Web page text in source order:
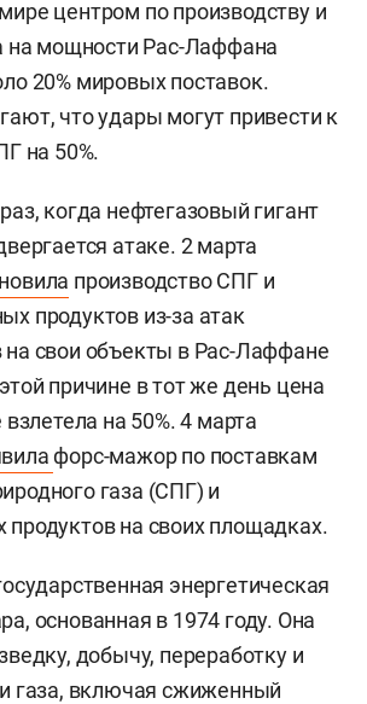
центром по производству и
на мощности Рас-Лаффана
20% мировых поставок.
что удары могут привести к
на 50%.
когда нефтегазовый гигант
атаке. 2 марта
производство СПГ и
продуктов из-за атак
на свои объекты в Рас-Лаффане
причине в тот же день цена
взлетела на 50%. 4 марта
форс-мажор по поставкам
газа (СПГ) и
продуктов на своих площадках.
энергетическая
основанная в 1974 году. Она
добычу, переработку и
газа, включая сжиженный